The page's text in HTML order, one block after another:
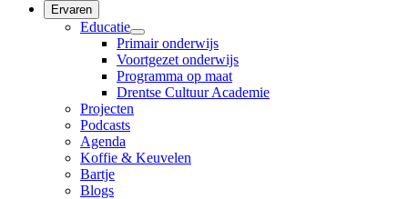
Ervaren
Educatie
Primair onderwijs
Voortgezet onderwijs
Programma op maat
Drentse Cultuur Academie
Projecten
Podcasts
Agenda
Koffie & Keuvelen
Bartje
Blogs